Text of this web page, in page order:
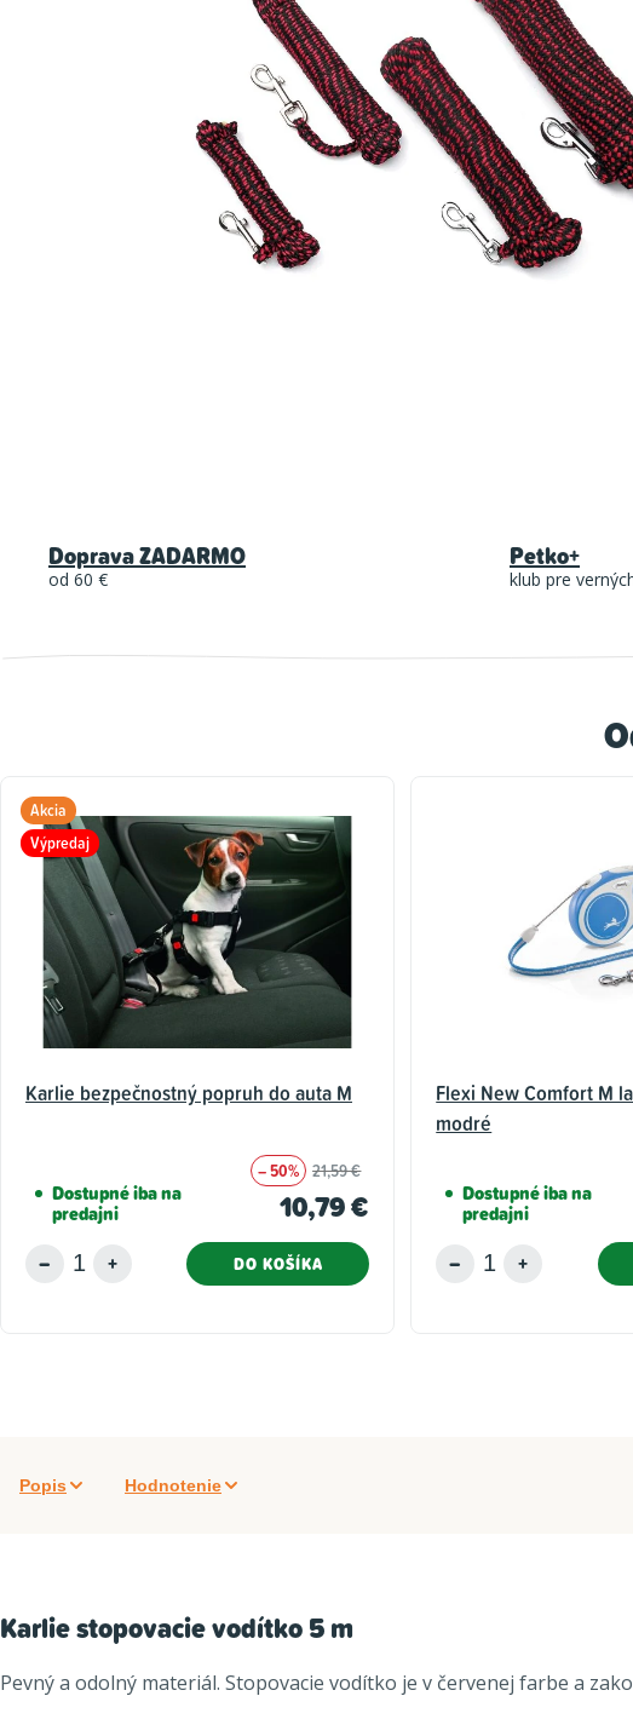
Akcia
Výpredaj
Karlie bezpečnostný popruh do auta M
Dostupné iba na
predajni
– 50% 21,59 €
10,79 €
DO KOŠÍKA
Flexi New Comfort M
modré
Dostupné iba na
predajni
Doprava ZADARMO
od 60 €
Petko+
klub pre
Popis Hodnotenie
Karlie stopovacie vodítko 5 m
Pevný a odolný materiál. Stopovacie vodítko je v červenej farbe a